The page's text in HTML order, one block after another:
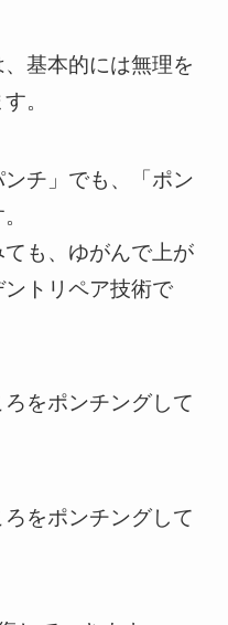
基本的には無理を
。
チ」でも、「ポン
も、ゆがんで上が
トリペア技術で
をポンチングして
をポンチングして